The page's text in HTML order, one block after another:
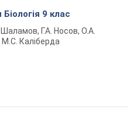
9 клас
Шаламов, Г.А. Носов, О.А.
Каліберда